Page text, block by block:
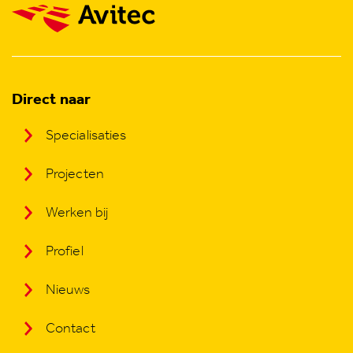
Direct naar
Specialisaties
Projecten
Werken bij
Profiel
Nieuws
Contact